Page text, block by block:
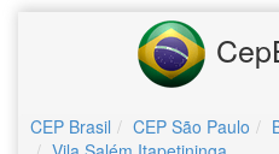
CEP Brasil CEP São Paulo